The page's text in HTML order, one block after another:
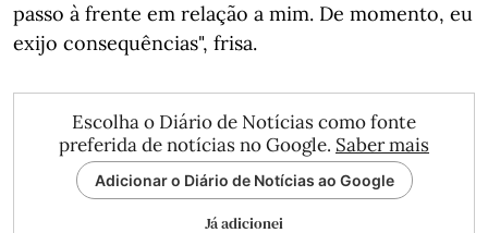
passo à frente em relação a mim. De momento, eu
exijo consequências", frisa.
Escolha o Diário de Notícias como fonte
preferida de notícias no Google. Saber mais
Adicionar o Diário de Notícias ao Google
Já adicionei